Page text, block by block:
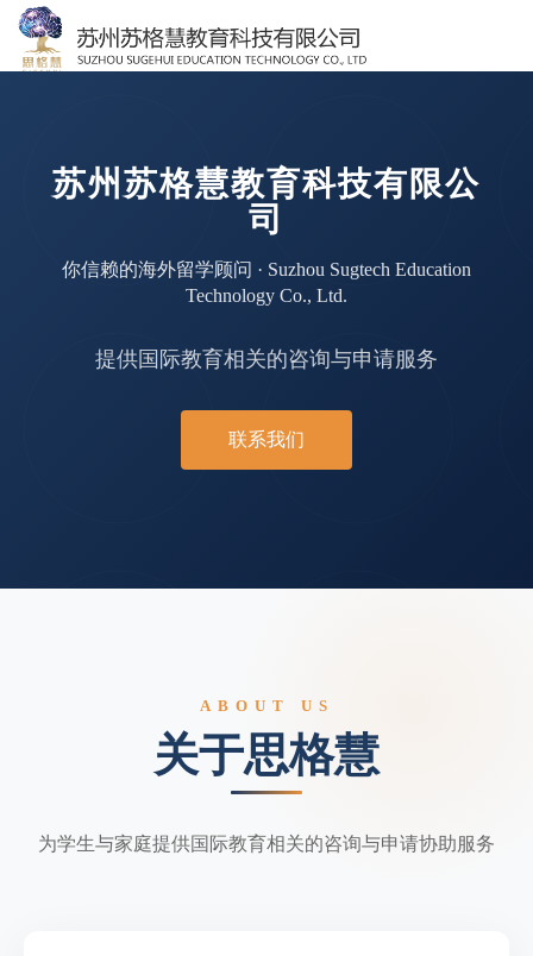
苏州苏格慧教育科技有限公
司
你信赖的海外留学顾问 · Suzhou Sugtech Education
Technology Co., Ltd.
提供国际教育相关的咨询与申请服务
联系我们
ABOUT US
关于思格慧
为学生与家庭提供国际教育相关的咨询与申请协助服务